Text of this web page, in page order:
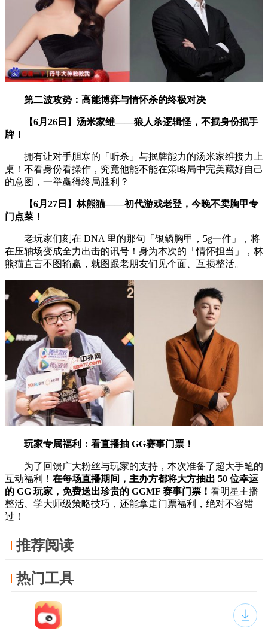
第二波攻势：高能博弈与情怀杀的终极对决
【6月26日】汤米家维——狼人杀逻辑怪，不抿身份抿手
牌！
拥有让对手胆寒的「听杀」与抿牌能力的汤米家维接力上
桌！不看身份看操作，究竟他能不能在策略局中完美藏好自己
的意图，一举赢得终局胜利？
【6月27日】林熊猫——初代游戏老登，今晚不卖胸甲专
门点菜！
老玩家们刻在 DNA 里的那句「银鳞胸甲，5g一件」，将
在压轴场变成全力出击的讯号！身为本次的「情怀担当」，林
熊猫直言不图输赢，就图跟老朋友们见个面、互损整活。
玩家专属福利：看直播抽 GG赛事门票！
为了回馈广大粉丝与玩家的支持，本次准备了超大手笔的
互动福利！ 在每场直播期间，主办方都将大方抽出 50 位幸运
的 GG 玩家，免费送出珍贵的 GGMF 赛事门票！ 看明星主播
整活、学大师级策略技巧，还能拿走门票福利，绝对不容错
过！
推荐阅读
热门工具